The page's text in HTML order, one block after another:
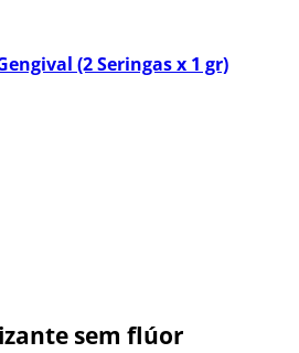
(2 Seringas x 1 gr)
sem flúor